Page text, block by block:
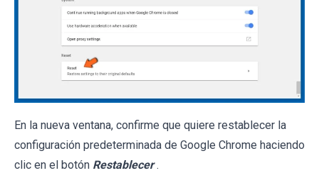
En la nueva ventana, confirme que quiere restablecer la
configuración predeterminada de Google Chrome haciendo
clic en el botón Restablecer .